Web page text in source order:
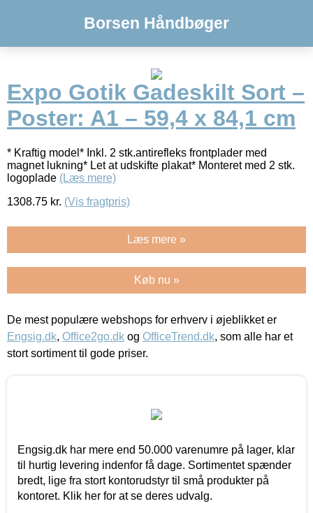
Borsen Håndbøger
Expo Gotik Gadeskilt Sort –
Poster: A1 – 59,4 x 84,1 cm
* Kraftig model* Inkl. 2 stk.antirefleks frontplader med
magnet lukning* Let at udskifte plakat* Monteret med 2 stk.
logoplade (Læs mere)
1308.75 kr. (Vis fragtpris)
Læs mere »
Køb nu »
De mest populære webshops for erhverv i øjeblikket er
Engsig.dk, Office2go.dk og OfficeTrend.dk, som alle har et
stort sortiment til gode priser.
Engsig.dk har mere end 50.000 varenumre på lager, klar
til hurtig levering indenfor få dage. Sortimentet spænder
bredt, lige fra stort kontorudstyr til små produkter på
kontoret. Klik her for at se deres udvalg.